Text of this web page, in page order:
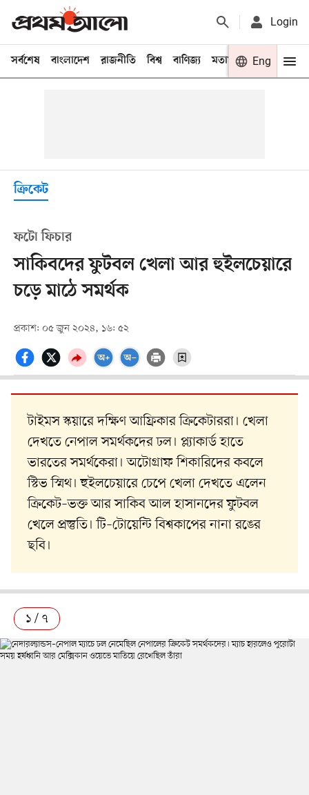
Login
সর্বশেষ বাংলাদেশ রাজনীতি বিশ্ব বাণিজ্য মতামত খেলা
Eng
ক্রিকেট
ফটো ফিচার
সাকিবদের ফুটবল খেলা আর হুইলচেয়ারে
চড়ে মাঠে সমর্থক
প্রকাশ: ০৫ জুন ২০২৪, ১৬: ৫২
টাইমস স্কয়ারে দক্ষিণ আফ্রিকার ক্রিকেটাররা। খেলা
দেখতে নেপাল সমর্থকদের ঢল। প্ল্যাকার্ড হাতে
ভারতের সমর্থকেরা। অটোগ্রাফ শিকারিদের কবলে
স্টিভ স্মিথ। হুইলচেয়ারে চেপে খেলা দেখতে এলেন
ক্রিকেট–ভক্ত আর সাকিব আল হাসানদের ফুটবল
খেলে প্রস্তুতি। টি–টোয়েন্টি বিশ্বকাপের নানা রঙের
ছবি।
১ / ৭